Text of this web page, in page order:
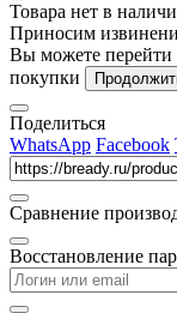
Товара нет в
Приносим
Вы можете перейти
покупки
Поделиться
WhatsApp Facebook
Сравнение
Восстановление